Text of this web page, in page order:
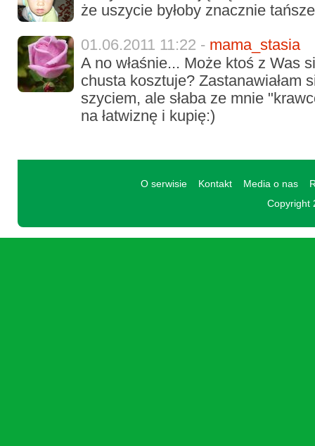
że uszycie byłoby znacznie
01.06.2011 11:22 - mama_stasia
A no właśnie... Może ktoś z Was
chusta kosztuje? Zastanawiałam
szyciem, ale słaba ze mnie
na łatwiznę i kupię:)
O serwisie Kontakt Media o nas
Copyright